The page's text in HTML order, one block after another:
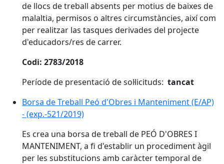
de llocs de treball absents per motius de baixes de
malaltia, permisos o altres circumstàncies, així com
per realitzar las tasques derivades del projecte
d'educadors/res de carrer.
Codi: 2783/2018
Període de presentació de sol·licituds: tancat
Borsa de Treball Peó d'Obres i Manteniment (E/AP)
- (exp.-521/2019)
Es crea una borsa de treball de PEÓ D'OBRES I
MANTENIMENT, a fi d'establir un procediment àgil
per les substitucions amb caràcter temporal de